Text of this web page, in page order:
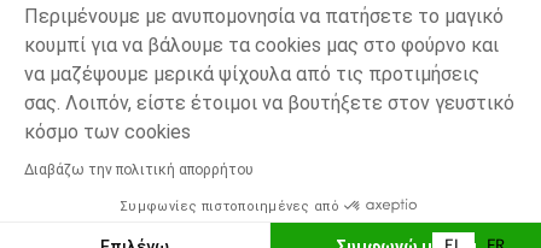
Περιμένουμε με ανυπομονησία να πατήσετε το μαγικό
κουμπί για να βάλουμε τα cookies μας στο φούρνο και
να μαζέψουμε μερικά ψίχουλα από τις προτιμήσεις
σας. Λοιπόν, είστε έτοιμοι να βουτήξετε στον γευστικό
κόσμο των cookies
Διαβάζω την πολιτική απορρήτου
Συμφωνίες πιστοποιημένες από
Διαφανές
one
Δυνατότητα πληρωμής με
ΕΠΙΛΟΓΗ ΜΕΓΕΘΟΥΣ
*Εμπορικες προσφορες
Προσωπικά δεδομένα
Διαχείρηση των cookies
Προσβασιμότητα: μη συμμορφούμενη
H Orchestra συμμετέχει στον κωδικά δεοντολογίας και στο σύστημα
μεσολάβησης της Γαλλικής Ομοσπονδίας Ηλεκτρονικού Εμπορίου.